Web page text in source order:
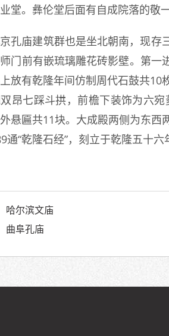
堂。彝伦堂后面有自成院落的敬
孔庙建筑群也是坐北朝南，现存
门前有嵌琉璃雕花砖影壁。第
放有乾隆年间仿制周代石鼓共10
昂七踩斗拱，前檐下装饰为六
悬匾共11块。大成殿两侧为东
通“乾隆石经”，刻立于乾隆五十六
哈尔滨文庙
曲阜孔庙